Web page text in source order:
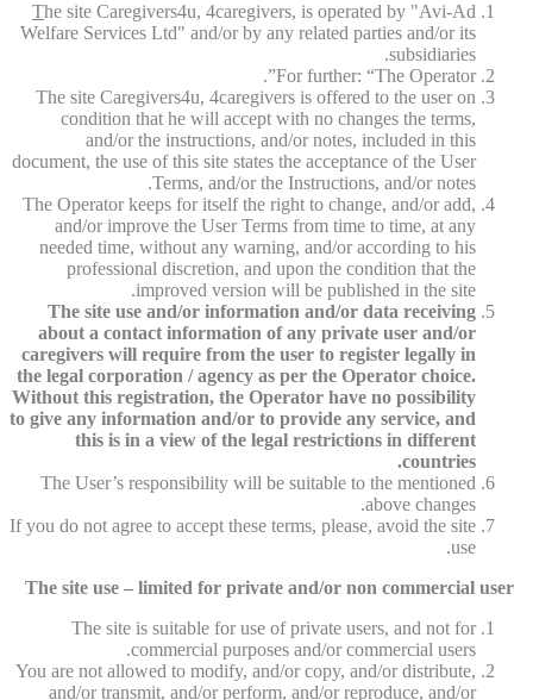
The site Caregivers4u, 4caregivers, is operated by "Avi-Ad
Welfare Services Ltd" and/or by any related parties and/or its
subsidiaries.
For further: “The Operator”.
The site Caregivers4u, 4caregivers is offered to the user on
condition that he will accept with no changes the terms,
and/or the instructions, and/or notes, included in this
document, the use of this site states the acceptance of the User
Terms, and/or the Instructions, and/or notes.
The Operator keeps for itself the right to change, and/or add,
and/or improve the User Terms from time to time, at any
needed time, without any warning, and/or according to his
professional discretion, and upon the condition that the
improved version will be published in the site.
The site use and/or information and/or data receiving
about a contact information of any private user and/or
caregivers will require from the user to register legally in
the legal corporation / agency as per the Operator choice.
Without this registration, the Operator have no possibility
to give any information and/or to provide any service, and
this is in a view of the legal restrictions in different
countries.
The User’s responsibility will be suitable to the mentioned
above changes.
If you do not agree to accept these terms, please, avoid the site
use.
The site use – limited for private and/or non commercial user
The site is suitable for use of private users, and not for
commercial purposes and/or commercial users.
You are not allowed to modify, and/or copy, and/or distribute,
and/or transmit, and/or perform, and/or reproduce, and/or